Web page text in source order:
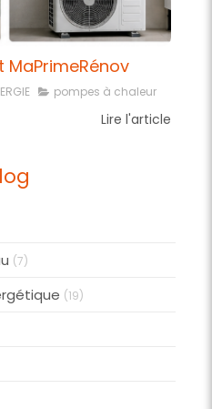
pompes à chaleur
Lire l'article
(7)
(19)